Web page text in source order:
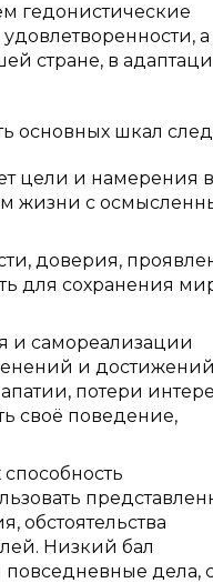
гедонистические
а
стране, в
основных шкал
цели и намерения в
жизни с
доверия,
для сохранения
и самореализации
и
потери
своё поведение,
обстоятельства
Низкий бал
повседневные дела,